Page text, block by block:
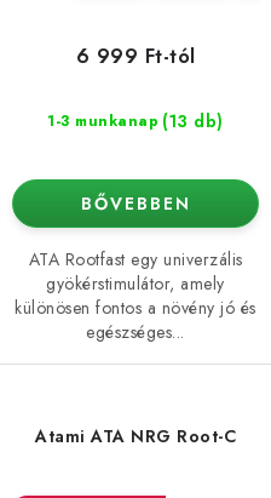
1-3 munkanap (13 db)
6 999 Ft-tól
BŐVEBBEN
ATA Rootfast egy univerzális
gyökérstimulátor, amely
különösen fontos a növény jó és
egészséges...
Atami ATA NRG Root-C